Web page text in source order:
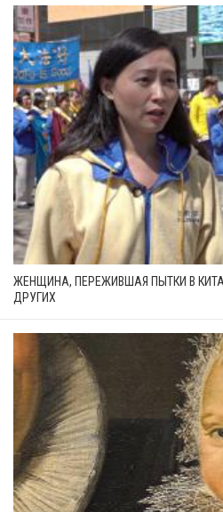
ЖЕНЩИНА, ПЕРЕЖИВШАЯ ПЫТКИ В
ДРУГИХ